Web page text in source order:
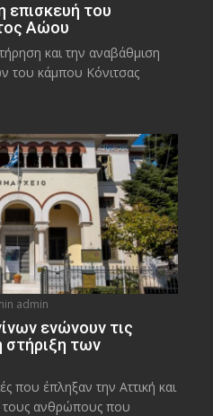
επισκευή του
Αώου
και την αναβάθμιση
του κάμπου Κόνιτσας
admin
ενώνουν τις
στήριξη των
που έπληξαν την Αττική και
τους ανθρώπους που